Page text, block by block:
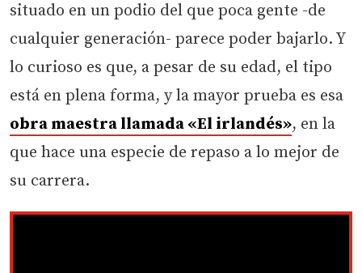
situado en un podio del que poca gente -de
cualquier generación- parece poder bajarlo. Y
lo curioso es que, a pesar de su edad, el tipo
está en plena forma, y la mayor prueba es esa
obra maestra llamada «El irlandés», en la
que hace una especie de repaso a lo mejor de
su carrera.